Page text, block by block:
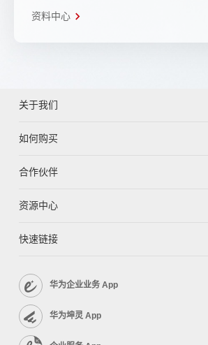
资料中心
关于我们
如何购买
合作伙伴
资源中心
快速链接
华为企业业务 App
华为坤灵 App